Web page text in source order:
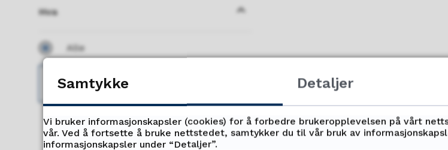
Hva
Alle
Tøm filter
Samtykke Detaljer
Vi bruker informasjonskapsler (cookies) for å forbedre brukeropplevelsen på vårt
vår. Ved å fortsette å bruke nettstedet, samtykker du til vår bruk av
informasjonskapsler under “Detaljer”.